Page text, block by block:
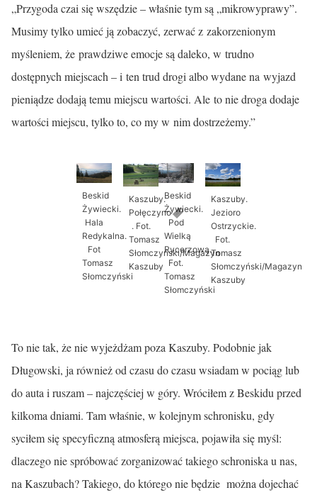
„Przygoda czai się wszędzie – właśnie tym są „mikrowyprawy”.
Musimy tylko umieć ją zobaczyć, zerwać z zakorzenionym
myśleniem, że prawdziwe emocje są daleko, w trudno
dostępnych miejscach – i ten trud drogi albo wydane na wyjazd
pieniądze dodają temu miejscu wartości. Ale to nie droga dodaje
wartości miejscu, tylko to, co my w nim dostrzeżemy.”
Beskid
Żywiecki.
Hala
Redykalna.
Fot
Tomasz
Słomczyński
Kaszuby.
Połęczyno
. Fot.
Tomasz
Słomczyński/Magazyn
Kaszuby
Beskid
Żywiecki.
Pod
Wielką
Rycerzową.
Fot.
Tomasz
Słomczyński
Kaszuby.
Jezioro
Ostrzyckie.
Fot.
Tomasz
Słomczyński/Magazyn
Kaszuby
To nie tak, że nie wyjeżdżam poza Kaszuby. Podobnie jak
Długowski, ja również od czasu do czasu wsiadam w pociąg lub
do auta i ruszam – najczęściej w góry. Wróciłem z Beskidu przed
kilkoma dniami. Tam właśnie, w kolejnym schronisku, gdy
syciłem się specyficzną atmosferą miejsca, pojawiła się myśl:
dlaczego nie spróbować zorganizować takiego schroniska u nas,
na Kaszubach? Takiego, do którego nie będzie można dojechać